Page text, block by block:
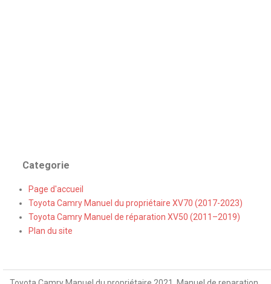
Categorie
Page d'accueil
Toyota Camry Manuel du propriétaire XV70 (2017-2023)
Toyota Camry Manuel de réparation XV50 (2011–2019)
Plan du site